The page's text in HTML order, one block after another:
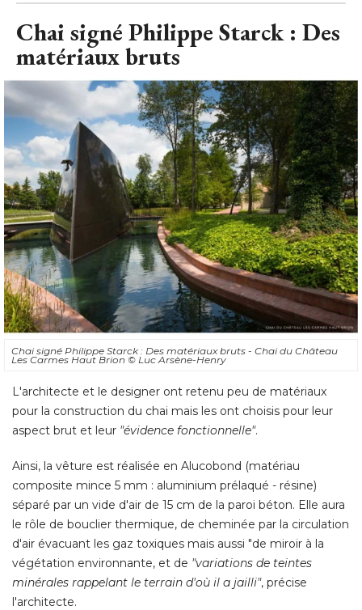
Chai signé Philippe Starck : Des
matériaux bruts
Chai signé Philippe Starck : Des matériaux bruts - Chai du Château
Les Carmes Haut Brion © Luc Arsène-Henry
L'architecte et le designer ont retenu peu de matériaux
pour la construction du chai mais les ont choisis pour leur
aspect brut et leur "évidence fonctionnelle".
Ainsi, la vêture est réalisée en Alucobond (matériau
composite mince 5 mm : aluminium prélaqué - résine)
séparé par un vide d'air de 15 cm de la paroi béton. Elle aura
le rôle de bouclier thermique, de cheminée par la circulation
d'air évacuant les gaz toxiques mais aussi "de miroir à la
végétation environnante, et de "variations de teintes
minérales rappelant le terrain d'où il a jailli", précise
l'architecte.